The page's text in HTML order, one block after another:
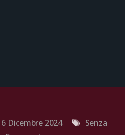
6 Dicembre 2024
Senza